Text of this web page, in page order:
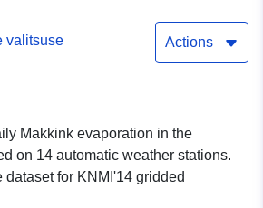
valitsuse
Actions
Makkink evaporation in the
on 14 automatic weather stations.
dataset for KNMI'14 gridded